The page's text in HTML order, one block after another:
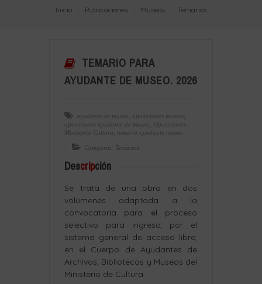
Inicio Publicaciones Museos Temarios
TEMARIO PARA
AYUDANTE DE MUSEO. 2026
ayudante de museo oposiciones museos
oposiciones ayudante de museo
Oposiciones
Ministerio Cultura
temario ayudante museo
Categoría: Temarios
Descripción
Se trata de una obra en dos
volúmenes adaptada a la
convocatoria para el proceso
selectivo para ingreso, por el
sistema general de acceso libre,
en el Cuerpo de Ayudantes de
Archivos, Bibliotecas y Museos del
Ministerio de Cultura.